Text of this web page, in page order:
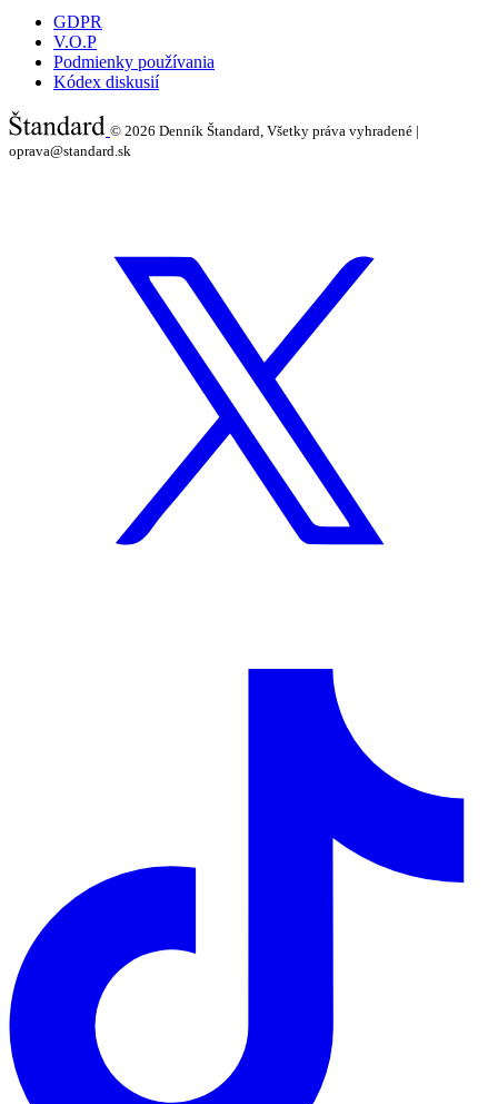
GDPR
V.O.P
Podmienky používania
Kódex diskusií
© 2026 Denník Štandard, Všetky práva vyhradené |
oprava@standard.sk